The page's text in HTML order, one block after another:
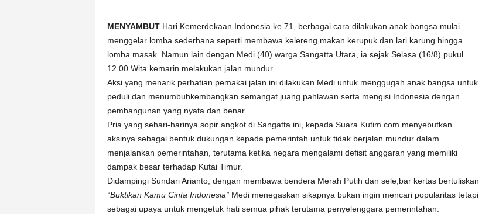
MENYAMBUTHari Kemerdekaan Indonesia ke 71, berbagai cara dilakukan anak bangsa mulai
menggelar lomba sederhana seperti membawa kelereng,makan kerupuk dan lari karung hingga
lomba masak. Namun lain dengan Medi (40) warga Sangatta Utara, ia sejak Selasa (16/8) pukul
12.00 Wita kemarin melakukan jalan mundur.
Aksi yang menarik perhatian pemakai jalan ini dilakukan Medi untuk menggugah anak bangsa untuk
peduli dan menumbuhkembangkan semangat juang pahlawan serta mengisi Indonesia dengan
pembangunan yang nyata dan benar.
Pria yang sehari-harinya sopir angkot di Sangatta ini, kepada Suara Kutim.com menyebutkan
aksinya sebagai bentuk dukungan kepada pemerintah untuk tidak berjalan mundur dalam
menjalankan pemerintahan, terutama ketika negara mengalami defisit anggaran yang memiliki
dampak besar terhadap Kutai Timur.
Didampingi Sundari Arianto, dengan membawa bendera Merah Putih dan sele,bar kertas bertuliskan
“Buktikan Kamu Cinta Indonesia”Medi menegaskan sikapnya bukan ingin mencari popularitas tetapi
sebagai upaya untuk mengetuk hati semua pihak terutama penyelenggara pemerintahan.